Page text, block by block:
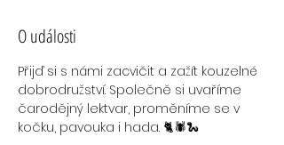
O události
Přijď si s námi zacvičit a zažít kouzelné
dobrodružství. Společně si uvaříme
čarodějný lektvar, proměníme se v
kočku, pavouka i hada. 🐈🕷️🐍